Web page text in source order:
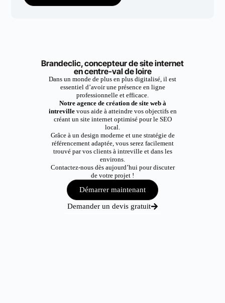
Brandeclic, concepteur de site internet
en centre-val de loire
Dans un monde de plus en plus digitalisé, il est
essentiel d’avoir une présence en ligne
professionnelle et efficace.
Notre agence de création de site web à
intrevillevous aide à atteindre vos objectifs en
créant un site internet optimisé pour le SEO
local.
Grâce à un design moderne et une stratégie de
référencement adaptée, vous serez facilement
trouvé par vos clients à intreville et dans les
environs.
Contactez-nous dès aujourd’hui pour discuter
de votre projet !
Démarrer maintenant
Demander un devis gratuit